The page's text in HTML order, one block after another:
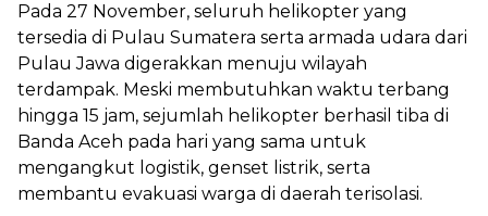
Pada 27 November, seluruh helikopter yang
tersedia di Pulau Sumatera serta armada udara dari
Pulau Jawa digerakkan menuju wilayah
terdampak. Meski membutuhkan waktu terbang
hingga 15 jam, sejumlah helikopter berhasil tiba di
Banda Aceh pada hari yang sama untuk
mengangkut logistik, genset listrik, serta
membantu evakuasi warga di daerah terisolasi.